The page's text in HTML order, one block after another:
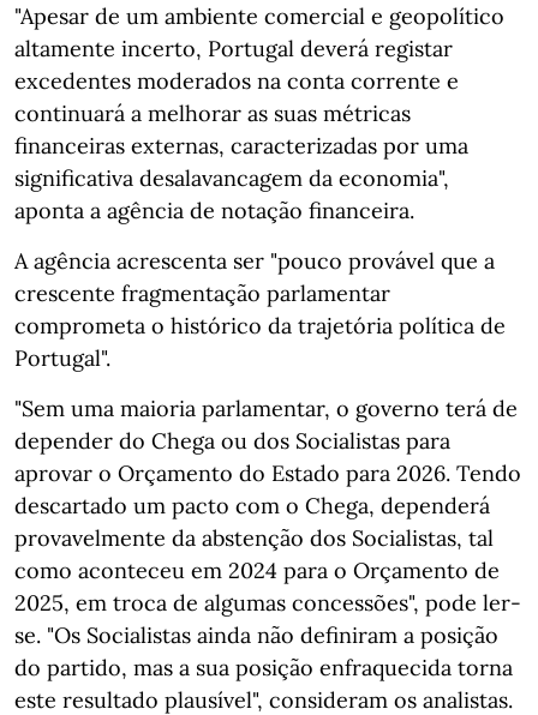
"Apesar de um ambiente comercial e geopolítico
altamente incerto, Portugal deverá registar
excedentes moderados na conta corrente e
continuará a melhorar as suas métricas
financeiras externas, caracterizadas por uma
significativa desalavancagem da economia",
aponta a agência de notação financeira.
A agência acrescenta ser "pouco provável que a
crescente fragmentação parlamentar
comprometa o histórico da trajetória política de
Portugal".
"Sem uma maioria parlamentar, o governo terá de
depender do Chega ou dos Socialistas para
aprovar o Orçamento do Estado para 2026. Tendo
descartado um pacto com o Chega, dependerá
provavelmente da abstenção dos Socialistas, tal
como aconteceu em 2024 para o Orçamento de
2025, em troca de algumas concessões", pode ler-
se. "Os Socialistas ainda não definiram a posição
do partido, mas a sua posição enfraquecida torna
este resultado plausível", consideram os analistas.